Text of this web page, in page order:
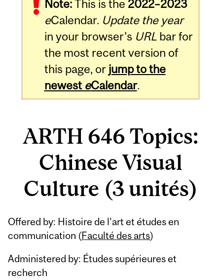
Note:This is the 2022–2023
eCalendar. Update the year
in your browser's URLbar for
the most recent version of
this page, or jump to the
newest eCalendar.
ARTH 646 Topics:
Chinese Visual
Culture (3 unités)
Offered by: Histoire de l’art et études en
communication (Faculté des arts)
Administered by: Études supérieures et
recherch
Related
Content